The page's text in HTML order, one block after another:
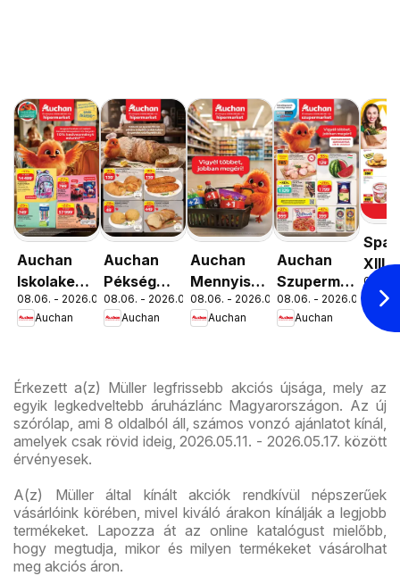
Auchan
Iskolakezdés
ajánlatok
08.06. - 2026.08.19.
Auchan
Auchan
Pékség
ajánlataink
08.06. - 2026.08.12.
Auchan
Auchan
Mennyiségi
kedvezmény
ajánlataink
08.06. - 2026.08.19.
Auchan
Auchan
Szupermarket
akciós
újság
08.06. - 2026.08.12.
Auchan
Spar
XIII.
út
08.06.
Érkezett a(z) Müller legfrissebb akciós újsága, mely az
egyik legkedveltebb áruházlánc Magyarországon. Az új
szórólap, ami 8 oldalból áll, számos vonzó ajánlatot kínál,
amelyek csak rövid ideig, 2026.05.11. - 2026.05.17. között
érvényesek.
A(z) Müller által kínált akciók rendkívül népszerűek
vásárlóink körében, mivel kiváló árakon kínálják a legjobb
termékeket. Lapozza át az online katalógust mielőbb,
hogy megtudja, mikor és milyen termékeket vásárolhat
meg akciós áron.